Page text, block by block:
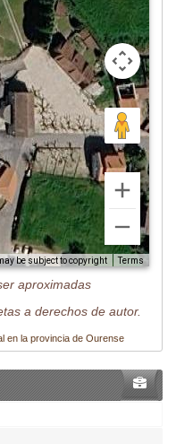
be subject to copyright Terms
aproximadas
a derechos de autor.
en la provincia de Ourense